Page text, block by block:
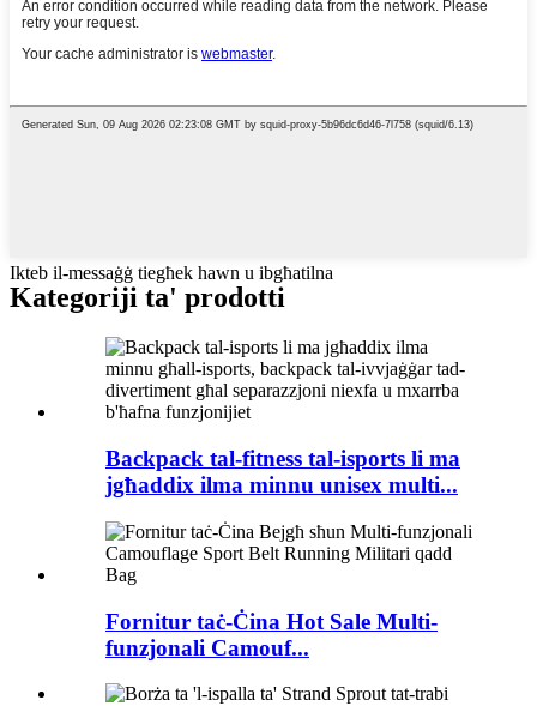
Ikteb il-messaġġ tiegħek hawn u ibgħatilna
Kategoriji ta' prodotti
Backpack tal-fitness tal-isports li ma
jgħaddix ilma minnu unisex multi...
Fornitur taċ-Ċina Hot Sale Multi-
funzjonali Camouf...